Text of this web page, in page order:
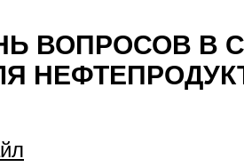
ВОПРОСОВ В